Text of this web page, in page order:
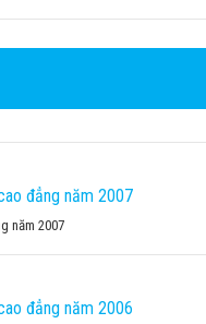
đẳng năm 2007
năm 2007
đẳng năm 2006